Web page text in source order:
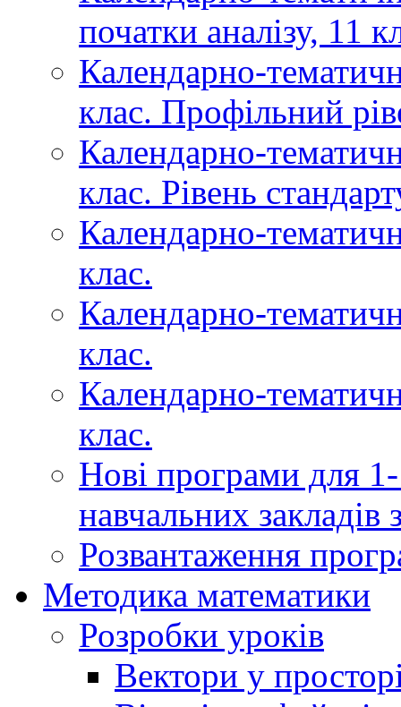
початки аналізу, 11
Календарно-
клас. Профільний
Календарно-
клас. Рівень
Календарно-
клас.
Календарно-
клас.
Календарно-
клас.
Нові програми для 1-
навчальних закладів
Розвантаження
Методика математики
Розробки уроків
Вектори у